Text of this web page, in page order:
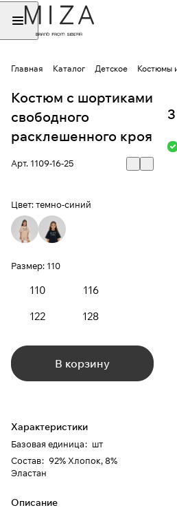
Главная Каталог Детское Костюмы
Костюм с шортиками
свободного
расклешенного кроя
Арт. 1109-16-25
Цвет:темно-синий
Размер: 110
110
116
122
128
В корзину
Характеристики
Базовая единица: шт
Состав: 92% Хлопок, 8%
Эластан
Описание